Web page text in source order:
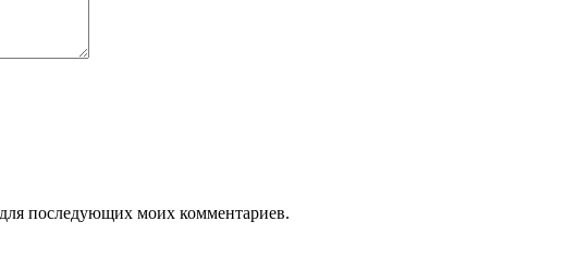
последующих моих комментариев.